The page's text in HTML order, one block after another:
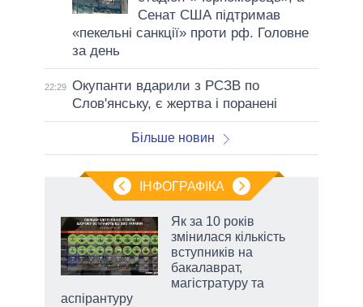
Сенат США підтримав
«пекельні санкції» проти рф. Головне
за день
22:29 Окупанти вдарили з РСЗВ по
Слов'янську, є жертва і поранені
Більше новин
ІНФОГРАФІКА
Як за 10 років
змінилася кількість
вступників на
бакалаврат,
магістратуру та
аспірантуру